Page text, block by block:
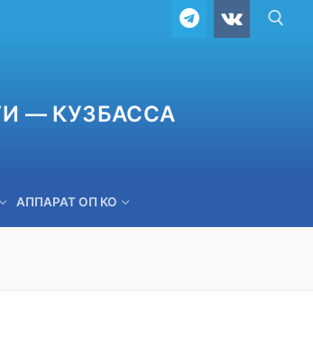
— КУЗБАССА
АППАРАТ ОП КО